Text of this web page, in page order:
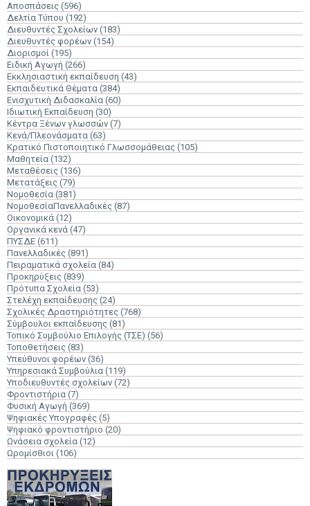
Αποσπάσεις (596)
Δελτία Τύπου (192)
Διευθυντές Σχολείων (183)
Διευθυντές φορέων (154)
Διορισμοί (195)
Ειδική Αγωγή (266)
Εκκλησιαστική εκπαίδευση (43)
Εκπαιδευτικά Θέματα (384)
Ενισχυτική Διδασκαλία (60)
Ιδιωτική Εκπαίδευση (30)
Κέντρα Ξένων γλωσσών (7)
Κενά/Πλεονάσματα (63)
Κρατικό Πιστοποιητικό Γλωσσομάθειας (105)
Μαθητεία (132)
Μεταθέσεις (136)
Μετατάξεις (79)
Νομοθεσία (381)
ΝομοθεσίαΠανελλαδικές (87)
Οικονομικά (12)
Οργανικά κενά (47)
ΠΥΣΔΕ (611)
Πανελλαδικές (891)
Πειραματικά σχολεία (84)
Προκηρύξεις (839)
Πρότυπα Σχολεία (53)
Στελέχη εκπαίδευσης (24)
Σχολικές Δραστηριότητες (768)
Σύμβουλοι εκπαίδευσης (81)
Τοπικό Συμβούλιο Επιλογής (ΤΣΕ) (56)
Τοποθετήσεις (83)
Υπεύθυνοι φορέων (36)
Υπηρεσιακά Συμβούλια (119)
Υποδιευθυντές σχολείων (72)
Φροντιστήρια (7)
Φυσική Αγωγή (369)
Ψηφιακές Υπογραφές (5)
Ψηφιακό φροντιστήριο (20)
Ωνάσεια σχολεία (12)
Ωρομίσθιοι (106)